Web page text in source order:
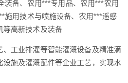
装备、农用***专用品、农用***农用
施用技术与喷施设备、农用***遥感
等高新技术及装备
工业排灌等智能灌溉设备及精准滴
施及灌溉配件等企业工艺，实现水